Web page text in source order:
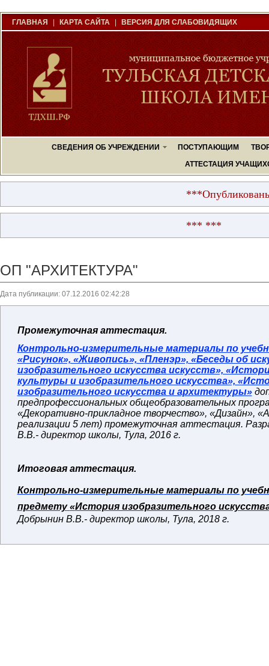
ГЛАВНАЯ КАРТА САЙТА ВЕРСИЯ ДЛЯ СЛАБОВИДЯЩИХ
СВЕДЕНИЯ ОБ УЧРЕЖДЕНИИ ПОСТУПАЮЩИМ
АТТЕСТАЦИЯ
***Опубликованы
*** ***
ОП "АРХИТЕКТУРА"
Дата публикации: 07.12.2016 02:42:28
Промежуточная аттестация.
Контрольно-измерительные материалы по
«Рисунок», «Живопись», «Пленэр», «Беседы об
изобразительного искусства искусств»,
культуры и изобразительного искусства»,
изобразительного искусства и архитектуры»
предпрофессиональных общеобразовательных
«Декоративно-прикладное творчество», «Дизайн»,
реализации 5 лет) промежуточная аттестация.
В.В.- директор школы, Тула, 2016 г.
Итоговая аттестация.
Контрольно-измерительныематериалы по
предмету «История изобразительного
Добрынин В.В.- директор школы, Тула, 2018 г.